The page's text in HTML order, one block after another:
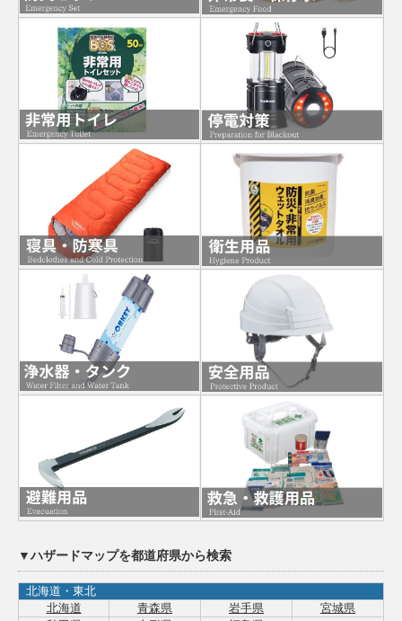
▼ハザードマップを都道府県から検索
北海道・東北
北海道
青森県 岩手県
宮城県